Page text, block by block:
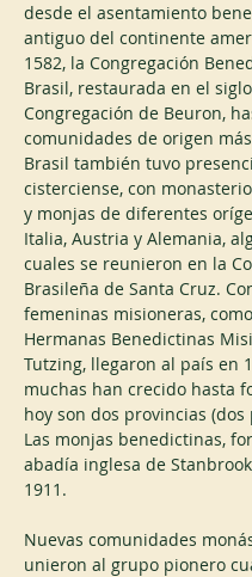
desde el asentamiento
antiguo del continente
1582, la Congregación
Brasil, restaurada en el
Congregación de Beuron,
comunidades de origen
Brasil también tuvo
cisterciense, con
y monjas de diferentes
Italia, Austria y Alemania,
cuales se reunieron en la
Brasileña de Santa Cruz.
femeninas misioneras,
Hermanas Benedictinas
Tutzing, llegaron al país en
muchas han crecido hasta
hoy son dos provincias (dos
Las monjas benedictinas,
abadía inglesa de
1911.
Nuevas comunidades
unieron al grupo pionero